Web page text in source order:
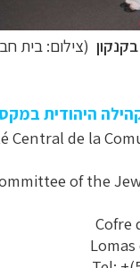
(צילום: בית
היהודית
Central de la
of the
Cofre